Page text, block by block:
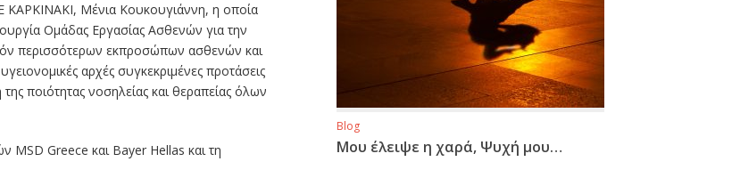
ΚΑΡΚΙΝΑΚΙ, Μένια Κουκουγιάννη, η οποία
Ομάδας Εργασίας Ασθενών για την
περισσότερων εκπροσώπων ασθενών και
αρχές συγκεκριμένες προτάσεις
ποιότητας νοσηλείας και θεραπείας όλων
MSD Greece και Bayer Hellas και τη
Blog
Μου έλειψε η χαρά, Ψυχή μου…